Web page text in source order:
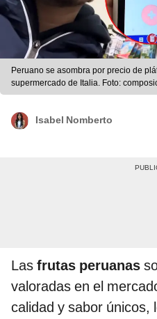
Peruano se asombra por precio de
supermercado de Italia. Foto:
Isabel Nomberto
Las frutas peruanas
valoradas en el
calidad y sabor únicos,